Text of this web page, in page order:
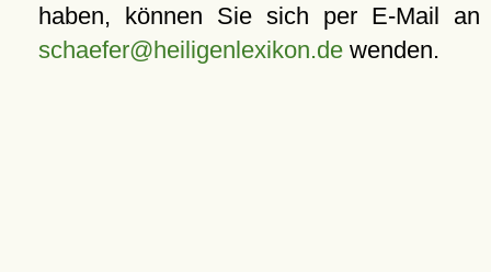
haben, können Sie sich per E-Mail an
schaefer@heiligenlexikon.dewenden.